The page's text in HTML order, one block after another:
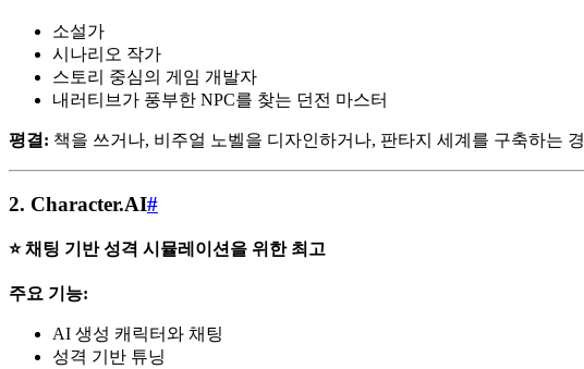
소설가
시나리오 작가
스토리 중심의 게임 개발자
내러티브가 풍부한 NPC를 찾는 던전 마스터
평결: 책을 쓰거나, 비주얼 노벨을 디자인하거나, 판타지 세계를 구축하는
2. Character.AI#
⭐ 채팅 기반 성격 시뮬레이션을 위한 최고
주요 기능:
AI 생성 캐릭터와 채팅
성격 기반 튜닝